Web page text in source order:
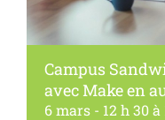
Campus
avec Make en
6 mars - 12 h 30à